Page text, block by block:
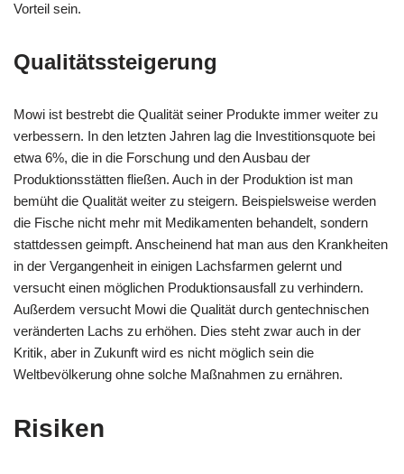
Vorteil sein.
Qualitätssteigerung
Mowi ist bestrebt die Qualität seiner Produkte immer weiter zu
verbessern. In den letzten Jahren lag die Investitionsquote bei
etwa 6%, die in die Forschung und den Ausbau der
Produktionsstätten fließen. Auch in der Produktion ist man
bemüht die Qualität weiter zu steigern. Beispielsweise werden
die Fische nicht mehr mit Medikamenten behandelt, sondern
stattdessen geimpft. Anscheinend hat man aus den Krankheiten
in der Vergangenheit in einigen Lachsfarmen gelernt und
versucht einen möglichen Produktionsausfall zu verhindern.
Außerdem versucht Mowi die Qualität durch gentechnischen
veränderten Lachs zu erhöhen. Dies steht zwar auch in der
Kritik, aber in Zukunft wird es nicht möglich sein die
Weltbevölkerung ohne solche Maßnahmen zu ernähren.
Risiken